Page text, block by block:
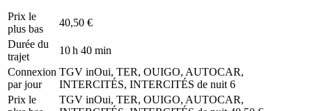
Prix ​​le
plus bas
40,50 €
Durée du
trajet
10 h 40 min
Connexion
par jour
TGV inOui, TER, OUIGO, AUTOCAR,
INTERCITÉS, INTERCITÉS de nuit 6
Prix ​​le
TGV inOui, TER, OUIGO, AUTOCAR,